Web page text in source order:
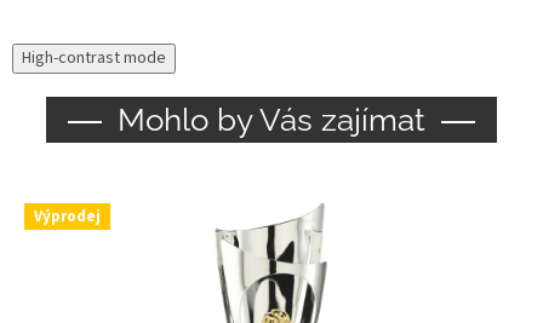
High-contrast mode
Mohlo by Vás zajímat
Výprodej